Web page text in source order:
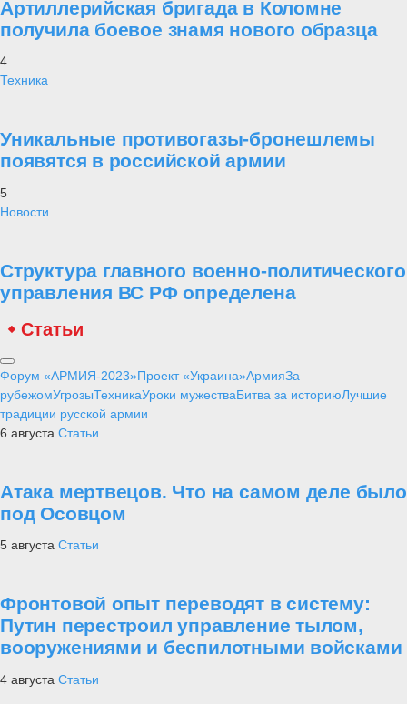
Артиллерийская бригада в Коломне
получила боевое знамя нового образца
4
Техника
Уникальные противогазы-бронешлемы
появятся в российской армии
5
Новости
Структура главного военно-политического
управления ВС РФ определена
Статьи
Форум «АРМИЯ-2023»Проект «Украина»АрмияЗа
рубежомУгрозыТехникаУроки мужестваБитва за историюЛучшие
традиции русской армии
6 августа Статьи
Атака мертвецов. Что на самом деле было
под Осовцом
5 августа Статьи
Фронтовой опыт переводят в систему:
Путин перестроил управление тылом,
вооружениями и беспилотными войсками
4 августа Статьи